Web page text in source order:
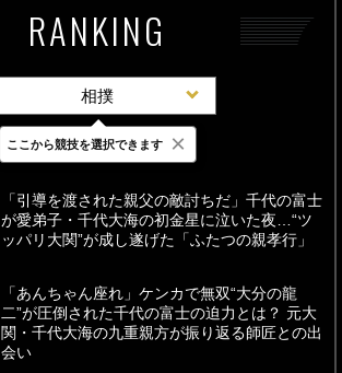
RANKING
相撲
最新 24時間 週間
「引導を渡された親父の敵討ちだ」千代の富士
が愛弟子・千代大海の初金星に泣いた夜…“ツ
ッパリ大関”が成し遂げた「ふたつの親孝行」
「あんちゃん座れ」ケンカで無双“大分の龍
二”が圧倒された千代の富士の迫力とは？ 元大
関・千代大海の九重親方が振り返る師匠との出
会い
ここから競技を選択できます ×